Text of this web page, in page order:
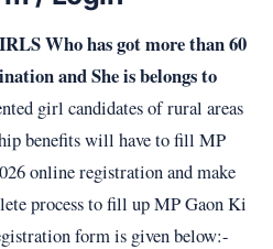
Who has got more than 60
and She is belongs to
girl candidates of rural areas
benefits will have to fill MP
online registration and make
process to fill up MP Gaon Ki
form is given below:-